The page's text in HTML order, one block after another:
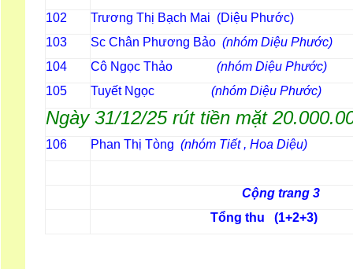
102 Trương Thị Bạch Mai (Diệu Phước)
103 Sc Chân Phương Bảo (nhóm Diệu Phước)
104 Cô Ngọc Thảo (nhóm Diệu Phước)
105 Tuyết Ngọc (nhóm Diệu
Ngày 31/12/25 rút tiền mặt
106 Phan Thị Tòng (nhóm Tiết , Hoa Diệu)
Cộng trang 3
Tổng thu (1+2+3)